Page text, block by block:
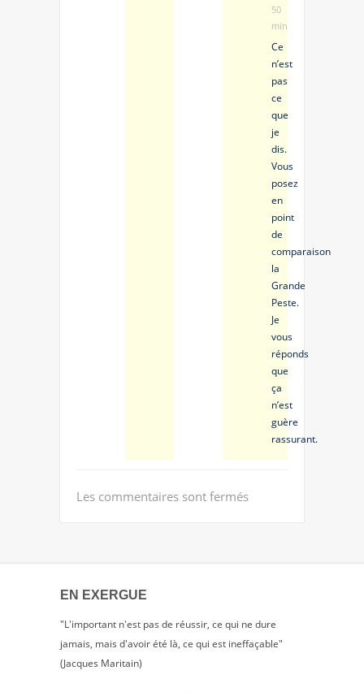
50
min
Ce
n’est
pas
ce
que
je
dis.
Vous
posez
en
point
de
comparaison
la
Grande
Peste.
Je
vous
réponds
que
ça
n’est
guère
rassurant.
Les commentaires sont fermés
EN EXERGUE
"L'important n'est pas de réussir, ce qui ne dure
jamais, mais d'avoir été là, ce qui est ineffaçable"
(Jacques Maritain)